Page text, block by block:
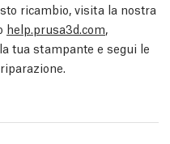
ricambio, visita la nostra
help.prusa3d.com,
tua stampante e segui le